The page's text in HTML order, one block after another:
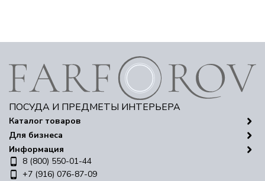
ПОСУДА И ПРЕДМЕТЫ ИНТЕРЬЕРА
Каталог товаров
Для бизнеса
Информация
8 (800) 550-01-44
+7 (916) 076-87-09